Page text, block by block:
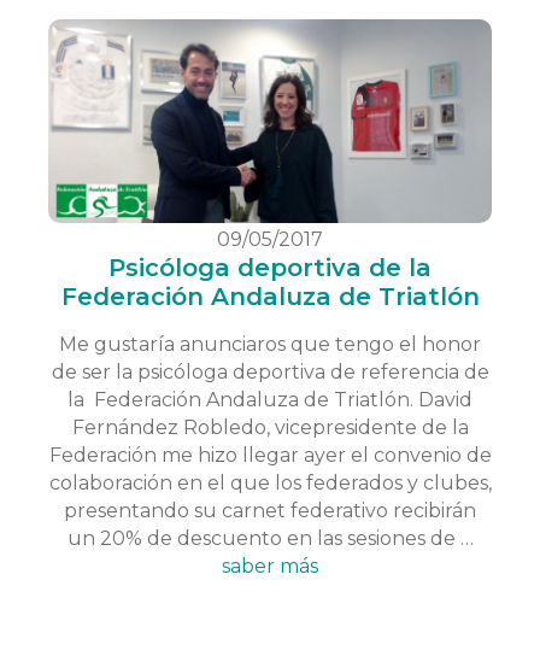
09/05/2017
Psicóloga deportiva de la
Federación Andaluza de Triatlón
Me gustaría anunciaros que tengo el honor
de ser la psicóloga deportiva de referencia de
la Federación Andaluza de Triatlón. David
Fernández Robledo, vicepresidente de la
Federación me hizo llegar ayer el convenio de
colaboración en el que los federados y clubes,
presentando su carnet federativo recibirán
un 20% de descuento en las sesiones de …
saber más